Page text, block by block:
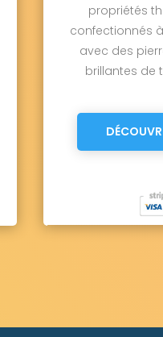
propriétés
confectionnés
avec des
brillantes de